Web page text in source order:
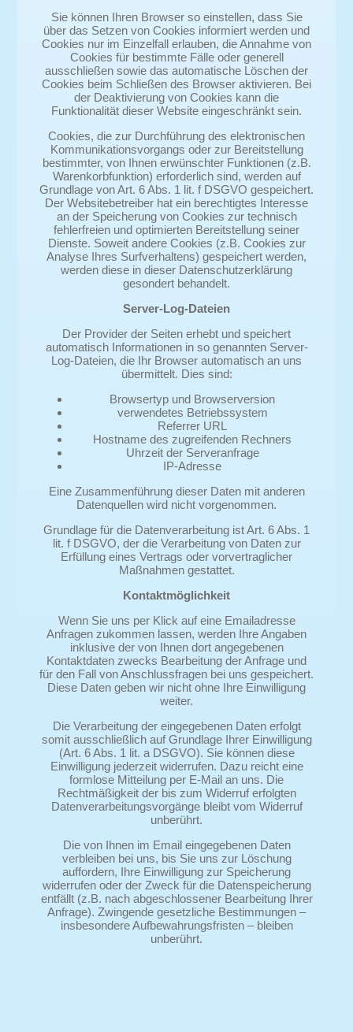
Sie können Ihren Browser so einstellen, dass Sie
über das Setzen von Cookies informiert werden und
Cookies nur im Einzelfall erlauben, die Annahme von
Cookies für bestimmte Fälle oder generell
ausschließen sowie das automatische Löschen der
Cookies beim Schließen des Browser aktivieren. Bei
der Deaktivierung von Cookies kann die
Funktionalität dieser Website eingeschränkt sein.
Cookies, die zur Durchführung des elektronischen
Kommunikationsvorgangs oder zur Bereitstellung
bestimmter, von Ihnen erwünschter Funktionen (z.B.
Warenkorbfunktion) erforderlich sind, werden auf
Grundlage von Art. 6 Abs. 1 lit. f DSGVO gespeichert.
Der Websitebetreiber hat ein berechtigtes Interesse
an der Speicherung von Cookies zur technisch
fehlerfreien und optimierten Bereitstellung seiner
Dienste. Soweit andere Cookies (z.B. Cookies zur
Analyse Ihres Surfverhaltens) gespeichert werden,
werden diese in dieser Datenschutzerklärung
gesondert behandelt.
Server-Log-Dateien
Der Provider der Seiten erhebt und speichert
automatisch Informationen in so genannten Server-
Log-Dateien, die Ihr Browser automatisch an uns
übermittelt. Dies sind:
Browsertyp und Browserversion
verwendetes Betriebssystem
Referrer URL
Hostname des zugreifenden Rechners
Uhrzeit der Serveranfrage
IP-Adresse
Eine Zusammenführung dieser Daten mit anderen
Datenquellen wird nicht vorgenommen.
Grundlage für die Datenverarbeitung ist Art. 6 Abs. 1
lit. f DSGVO, der die Verarbeitung von Daten zur
Erfüllung eines Vertrags oder vorvertraglicher
Maßnahmen gestattet.
Kontaktmöglichkeit
Wenn Sie uns per Klick auf eine Emailadresse
Anfragen zukommen lassen, werden Ihre Angaben
inklusive der von Ihnen dort angegebenen
Kontaktdaten zwecks Bearbeitung der Anfrage und
für den Fall von Anschlussfragen bei uns gespeichert.
Diese Daten geben wir nicht ohne Ihre Einwilligung
weiter.
Die Verarbeitung der eingegebenen Daten erfolgt
somit ausschließlich auf Grundlage Ihrer Einwilligung
(Art. 6 Abs. 1 lit. a DSGVO). Sie können diese
Einwilligung jederzeit widerrufen. Dazu reicht eine
formlose Mitteilung per E-Mail an uns. Die
Rechtmäßigkeit der bis zum Widerruf erfolgten
Datenverarbeitungsvorgänge bleibt vom Widerruf
unberührt.
Die von Ihnen im Email eingegebenen Daten
verbleiben bei uns, bis Sie uns zur Löschung
auffordern, Ihre Einwilligung zur Speicherung
widerrufen oder der Zweck für die Datenspeicherung
entfällt (z.B. nach abgeschlossener Bearbeitung Ihrer
Anfrage). Zwingende gesetzliche Bestimmungen –
insbesondere Aufbewahrungsfristen – bleiben
unberührt.